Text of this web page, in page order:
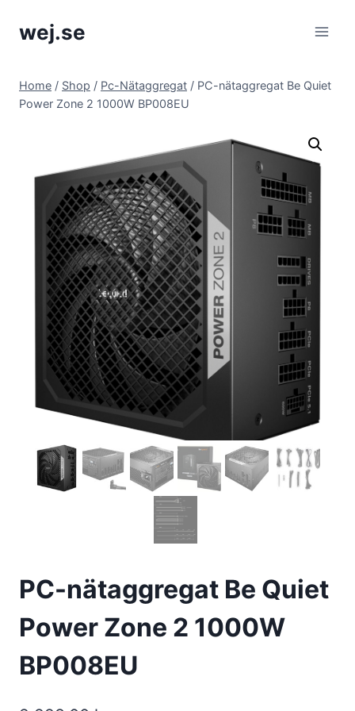
wej.se
Home / Shop / Pc-Nätaggregat / PC-nätaggregat Be Quiet
Power Zone 2 1000W BP008EU
PC-nätaggregat Be Quiet
Power Zone 2 1000W
BP008EU